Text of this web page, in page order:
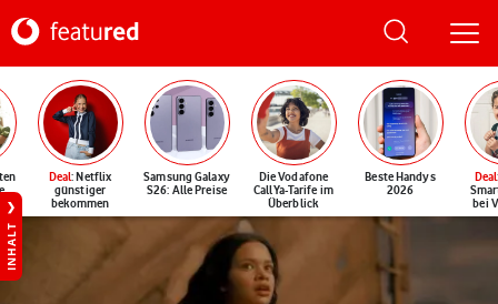
Deal: Netflix
günstiger
bekommen
Samsung Galaxy
S26: Alle Preise
Die Vodafone
CallYa-Tarife im
Überblick
Beste Handys
2026
Deal
bei
INHALT